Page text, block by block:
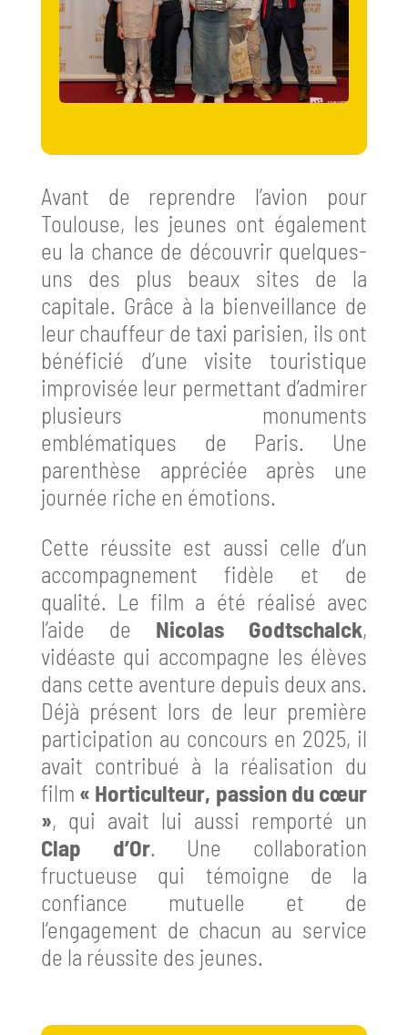
Avant de reprendre l’avion pour
Toulouse, les jeunes ont également
eu la chance de découvrir quelques-
uns des plus beaux sites de la
capitale. Grâce à la bienveillance de
leur chauffeur de taxi parisien, ils ont
bénéficié d’une visite touristique
improvisée leur permettant d’admirer
plusieurs monuments
emblématiques de Paris. Une
parenthèse appréciée après une
journée riche en émotions.
Cette réussite est aussi celle d’un
accompagnement fidèle et de
qualité. Le film a été réalisé avec
l’aide de Nicolas Godtschalck,
vidéaste qui accompagne les élèves
dans cette aventure depuis deux ans.
Déjà présent lors de leur première
participation au concours en 2025, il
avait contribué à la réalisation du
film « Horticulteur, passion du cœur
», qui avait lui aussi remporté un
Clap d’Or. Une collaboration
fructueuse qui témoigne de la
confiance mutuelle et de
l’engagement de chacun au service
de la réussite des jeunes.